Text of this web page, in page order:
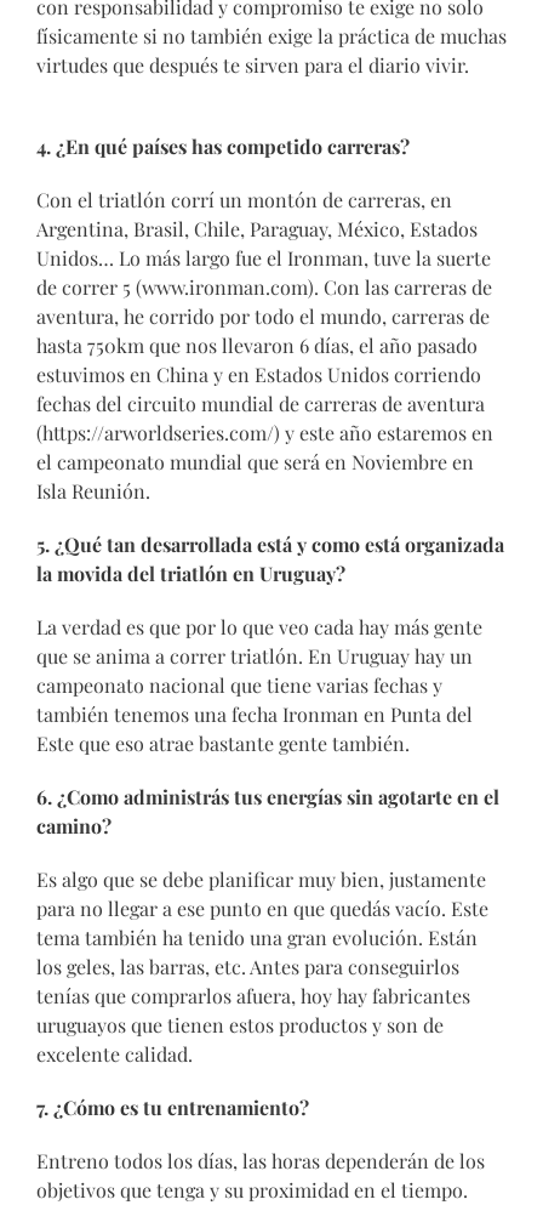
con responsabilidad y compromiso te exige no solo
físicamente si no también exige la práctica de muchas
virtudes que después te sirven para el diario vivir.
4. ¿En qué países has competido carreras?
Con el triatlón corrí un montón de carreras, en
Argentina, Brasil, Chile, Paraguay, México, Estados
Unidos… Lo más largo fue el Ironman, tuve la suerte
de correr 5 (www.ironman.com). Con las carreras de
aventura, he corrido por todo el mundo, carreras de
hasta 750km que nos llevaron 6 días, el año pasado
estuvimos en China y en Estados Unidos corriendo
fechas del circuito mundial de carreras de aventura
(https://arworldseries.com/) y este año estaremos en
el campeonato mundial que será en Noviembre en
Isla Reunión.
5. ¿Qué tan desarrollada está y como está organizada
la movida del triatlón en Uruguay?
La verdad es que por lo que veo cada hay más gente
que se anima a correr triatlón. En Uruguay hay un
campeonato nacional que tiene varias fechas y
también tenemos una fecha Ironman en Punta del
Este que eso atrae bastante gente también.
6. ¿Como administrás tus energías sin agotarte en el
camino?
Es algo que se debe planificar muy bien, justamente
para no llegar a ese punto en que quedás vacío. Este
tema también ha tenido una gran evolución. Están
los geles, las barras, etc. Antes para conseguirlos
tenías que comprarlos afuera, hoy hay fabricantes
uruguayos que tienen estos productos y son de
excelente calidad.
7. ¿Cómo es tu entrenamiento?
Entreno todos los días, las horas dependerán de los
objetivos que tenga y su proximidad en el tiempo.